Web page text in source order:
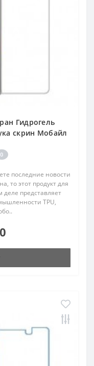
Гидрогель
скрин Мобайл
0
последние новости
то этот продукт для
деле представляет
TPU,